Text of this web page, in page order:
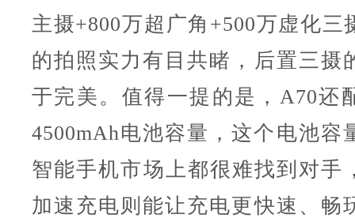
主摄+800万超广角+500万虚化三
的拍照实力有目共睹，后置三摄
于完美。值得一提的是，A70还
4500mAh电池容量，这个电池容
智能手机市场上都很难找到对手
加速充电则能让充电更快速、畅